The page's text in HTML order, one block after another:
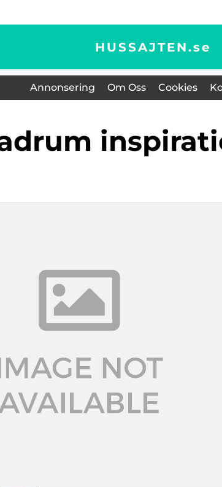
HUSSAJTEN.se
Annonsering Om Oss Cookies